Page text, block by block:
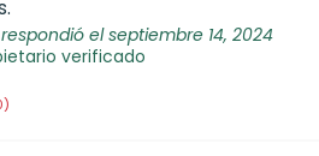
respondió el septiembre 14, 2024
verificado